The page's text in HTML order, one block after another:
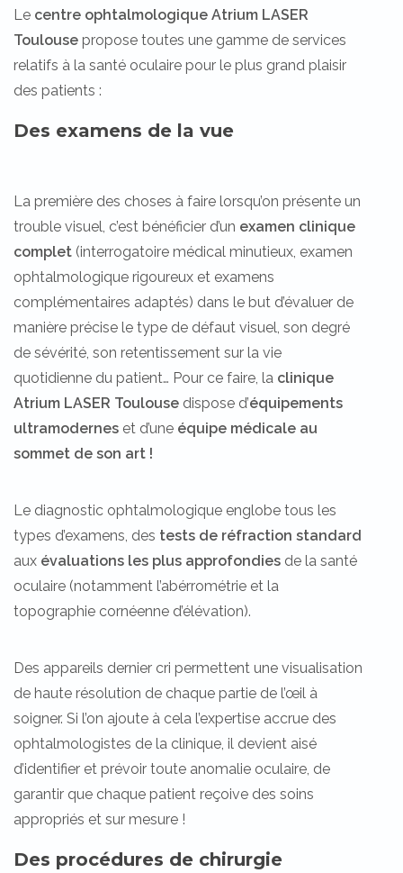
Le centre ophtalmologique Atrium LASER
Toulouse propose toutes une gamme de services
relatifs à la santé oculaire pour le plus grand plaisir
des patients :
Des examens de la vue
La première des choses à faire lorsqu’on présente un
trouble visuel, c’est bénéficier d’un examen clinique
complet (interrogatoire médical minutieux, examen
ophtalmologique rigoureux et examens
complémentaires adaptés) dans le but d’évaluer de
manière précise le type de défaut visuel, son degré
de sévérité, son retentissement sur la vie
quotidienne du patient… Pour ce faire, la clinique
Atrium LASER Toulouse dispose d’équipements
ultramodernes et d’une équipe médicale au
sommet de son art !
Le diagnostic ophtalmologique englobe tous les
types d’examens, des tests de réfraction standard
aux évaluations les plus approfondies de la santé
oculaire (notamment l’abérrométrie et la
topographie cornéenne d’élévation).
Des appareils dernier cri permettent une visualisation
de haute résolution de chaque partie de l’œil à
soigner. Si l’on ajoute à cela l’expertise accrue des
ophtalmologistes de la clinique, il devient aisé
d’identifier et prévoir toute anomalie oculaire, de
garantir que chaque patient reçoive des soins
appropriés et sur mesure !
Des procédures de chirurgie